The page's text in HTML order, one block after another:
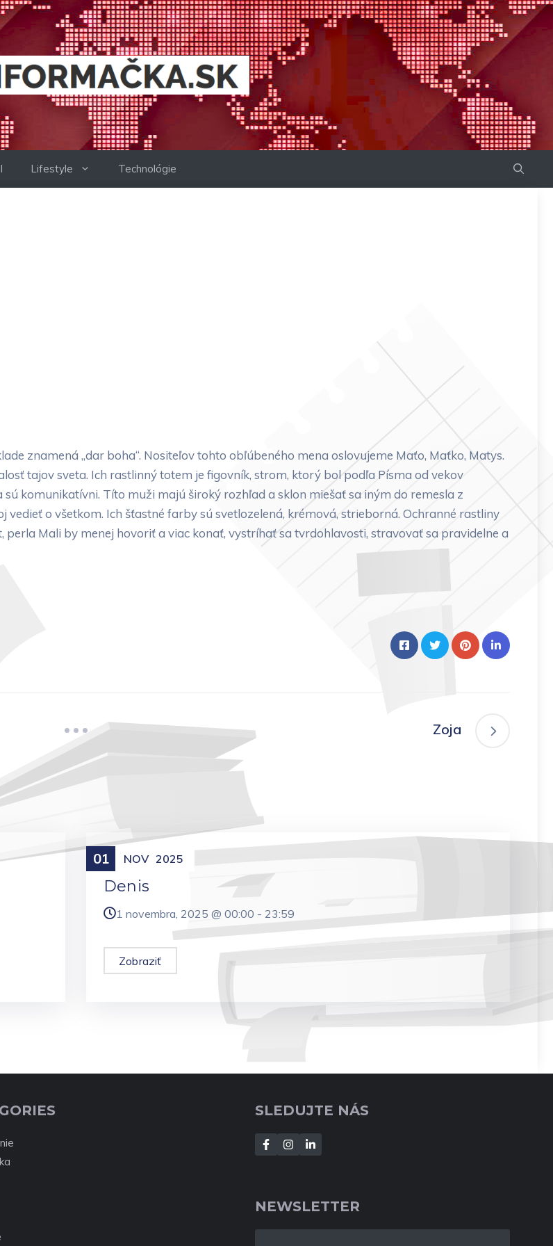
Lifestyle Technológie
znamená „dar boha“. Nositeľov tohto obľúbeného mena oslovujeme Maťo, Maťko, Matys.
tajov sveta. Ich rastlinný totem je figovník, strom, ktorý bol podľa Písma od vekov
komunikatívni. Títo muži majú široký rozhľad a sklon miešať sa iným do remesla z
o všetkom. Ich šťastné farby sú svetlozelená, krémová, strieborná. Ochranné rastliny
perla Mali by menej hovoriť a viac konať, vystríhať sa tvrdohlavosti, stravovať sa pravidelne a
Zoja
01 NOV 2025
Meniny
Denis
1 novembra, 2025 @ 00:00 - 23:59
Zobraziť
SLEDUJTE NÁS
NEWSLETTER